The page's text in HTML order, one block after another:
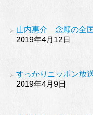
山内惠介 念願の全
2019年4月12日
すっかりニッポン放
2019年4月9日